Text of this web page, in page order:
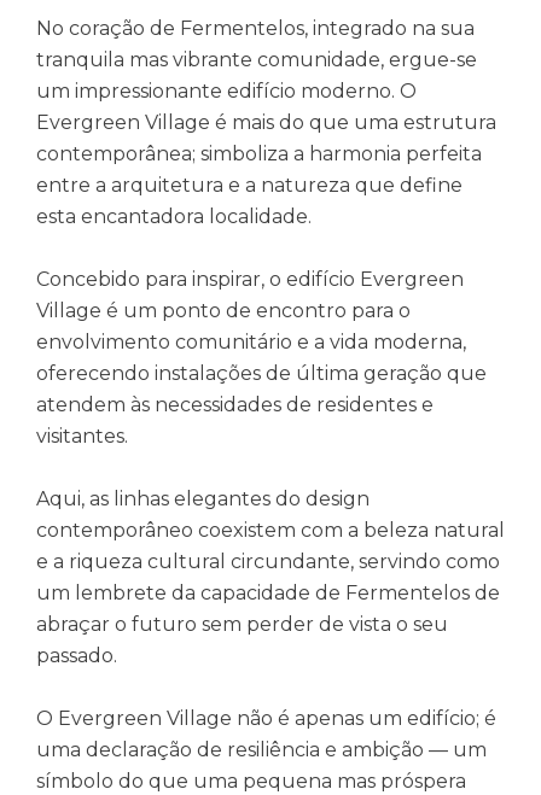
No coração de Fermentelos, integrado na sua
tranquila mas vibrante comunidade, ergue-se
um impressionante edifício moderno. O
Evergreen Village é mais do que uma estrutura
contemporânea; simboliza a harmonia perfeita
entre a arquitetura e a natureza que define
esta encantadora localidade.
Concebido para inspirar, o edifício Evergreen
Village é um ponto de encontro para o
envolvimento comunitário e a vida moderna,
oferecendo instalações de última geração que
atendem às necessidades de residentes e
visitantes.
Aqui, as linhas elegantes do design
contemporâneo coexistem com a beleza natural
e a riqueza cultural circundante, servindo como
um lembrete da capacidade de Fermentelos de
abraçar o futuro sem perder de vista o seu
passado.
O Evergreen Village não é apenas um edifício; é
uma declaração de resiliência e ambição — um
símbolo do que uma pequena mas próspera